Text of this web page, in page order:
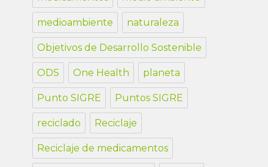
medioambiente naturaleza
Objetivos de Desarrollo Sostenible
ODS One Health planeta
Punto SIGRE Puntos SIGRE
reciclado Reciclaje
Reciclaje de medicamentos